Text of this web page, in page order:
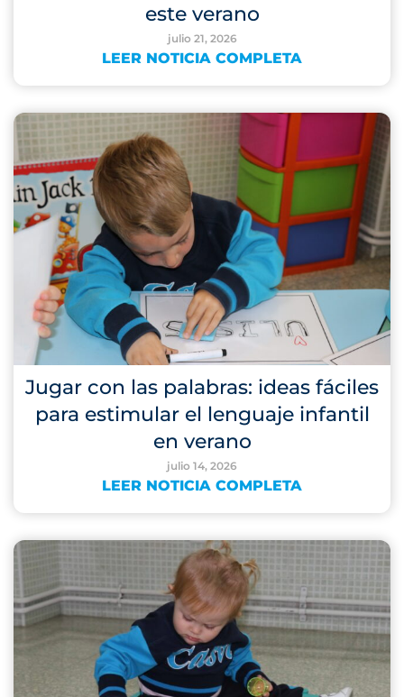
este verano
julio 21, 2026
LEER NOTICIA COMPLETA
Jugar con las palabras: ideas fáciles
para estimular el lenguaje infantil
en verano
julio 14, 2026
LEER NOTICIA COMPLETA